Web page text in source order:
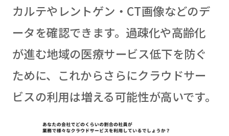
カルテやレントゲン・CT画像などのデ
ータを確認できます。過疎化や高齢化
が進む地域の医療サービス低下を防ぐ
ために、これからさらにクラウドサー
ビスの利用は増える可能性が高いです。